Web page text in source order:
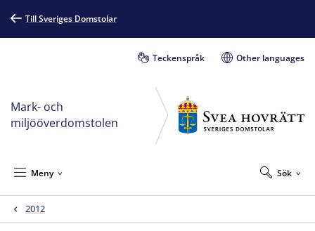
Till Sveriges Domstolar
Teckenspråk Other languages
Mark- och
miljööverdomstolen
Sök
Meny
2012